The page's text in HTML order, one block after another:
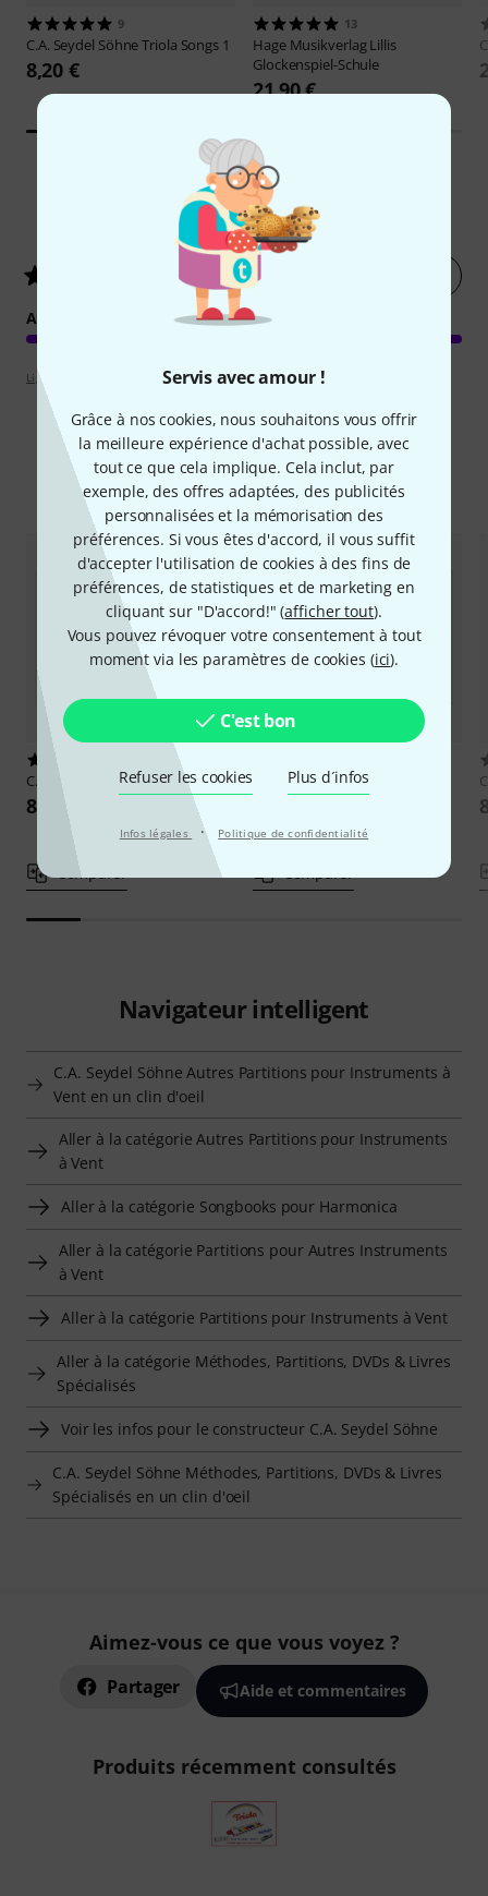
Servis avec amour !
Grâce à nos cookies, nous souhaitons vous offrir
la meilleure expérience d'achat possible, avec
tout ce que cela implique. Cela inclut, par
exemple, des offres adaptées, des publicités
personnalisées et la mémorisation des
préférences. Si vous êtes d'accord, il vous suffit
d'accepter l'utilisation de cookies à des fins de
préférences, de statistiques et de marketing en
cliquant sur "D'accord!" (afficher tout).
Vous pouvez révoquer votre consentement à tout
moment via les paramètres de cookies (ici).
C'est bon
Refuser les cookies Plus d´infos
Infos légales · Politique de confidentialité
9
C.A. Seydel SöhneTriola Songs 1
8,20 €
13
Hage MusikverlagLillis
Glockenspiel-Schule
21,90 €
Évaluations des clients
/ 5
ARRANGEMENT
Lignes directrices d'évaluation
Comparez les alternatives
C.A. Seydel SöhneTriola Songs 1
8,20 €
Comparer
C.A. Seydel Söhne
für Kinder 2
8,20 €
Comparer
Navigateur intelligent
C.A. Seydel Söhne Autres Partitions pour Instruments à
Vent en un clin d'oeil
Aller à la catégorie Autres Partitions pour Instruments
à Vent
Aller à la catégorie Songbooks pour Harmonica
Aller à la catégorie Partitions pour Autres Instruments
à Vent
Aller à la catégorie Partitions pour Instruments à Vent
Aller à la catégorie Méthodes, Partitions, DVDs & Livres
Spécialisés
Voir les infos pour le constructeur C.A. Seydel Söhne
C.A. Seydel Söhne Méthodes, Partitions, DVDs & Livres
Spécialisés en un clin d'oeil
Aimez-vous ce que vous voyez ?
Partager Aide et commentaires
Produits récemment consultés